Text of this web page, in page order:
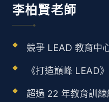
李柏賢老師
◆
競爭 LEAD 教育中
《打造巔峰 LEAD
超過 22 年教育訓